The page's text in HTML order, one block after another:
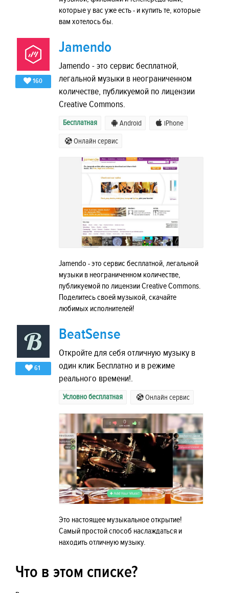
которые у вас уже есть - и купить те, которые
вам хотелось бы.
160
Jamendo
Jamendo - это сервис бесплатной,
легальной музыки в неограниченном
количестве, публикуемой по лицензии
Creative Commons.
Бесплатная Android iPhone
Онлайн сервис
Jamendo - это сервис бесплатной, легальной
музыки в неограниченном количестве,
публикуемой по лицензии Creative Commons.
Поделитесь своей музыкой, скачайте
любимых исполнителей!
61
BeatSense
Откройте для себя отличную музыку в
один клик Бесплатно и в режиме
реального времени!.
Условно бесплатная Онлайн сервис
Это настоящее музыкальное открытие!
Самый простой способ наслаждаться и
находить отличную музыку.
Что в этом списке?